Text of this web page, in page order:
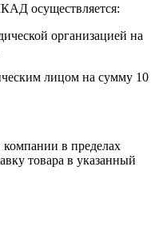
осуществляется:
организацией на
лицом на сумму 10
компании в пределах
товара в указанный